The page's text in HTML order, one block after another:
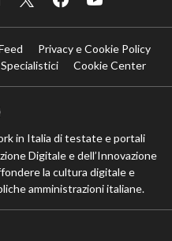
Privacy e Cookie Policy
Cookie Center
in Italia di testate e portali
Digitale e dell’Innovazione
la cultura digitale e
amministrazioni italiane.